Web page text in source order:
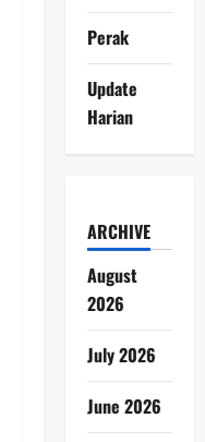
Perak
Update
Harian
ARCHIVE
August
2026
July 2026
June 2026